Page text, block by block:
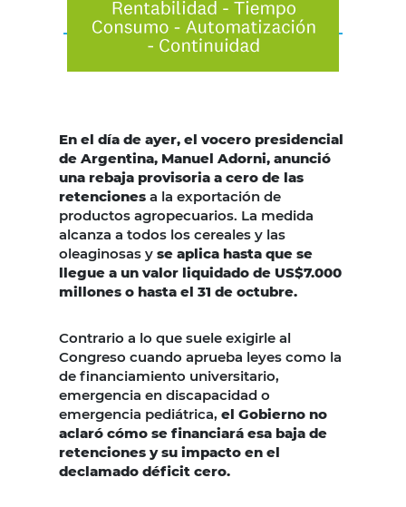
En el día de ayer, el vocero presidencial
de Argentina, Manuel Adorni, anunció
una rebaja provisoria a cero de las
retenciones a la exportación de
productos agropecuarios. La medida
alcanza a todos los cereales y las
oleaginosas y se aplica hasta que se
llegue a un valor liquidado de US$7.000
millones o hasta el 31 de octubre.
Contrario a lo que suele exigirle al
Congreso cuando aprueba leyes como la
de financiamiento universitario,
emergencia en discapacidad o
emergencia pediátrica, el Gobierno no
aclaró cómo se financiará esa baja de
retenciones y su impacto en el
declamado déficit cero.